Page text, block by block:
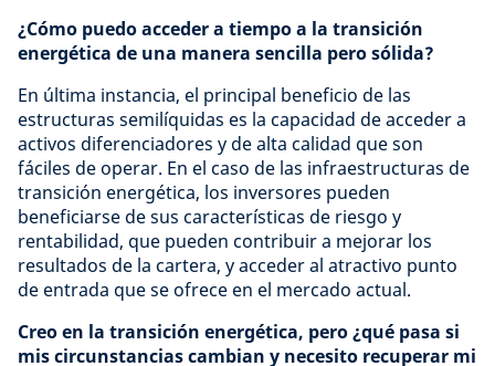
¿Cómo puedo acceder a tiempo a la transición
energética de una manera sencilla pero sólida?
En última instancia, el principal beneficio de las
estructuras semilíquidas es la capacidad de acceder a
activos diferenciadores y de alta calidad que son
fáciles de operar. En el caso de las infraestructuras de
transición energética, los inversores pueden
beneficiarse de sus características de riesgo y
rentabilidad, que pueden contribuir a mejorar los
resultados de la cartera, y acceder al atractivo punto
de entrada que se ofrece en el mercado actual.
Creo en la transición energética, pero ¿qué pasa si
mis circunstancias cambian y necesito recuperar mi